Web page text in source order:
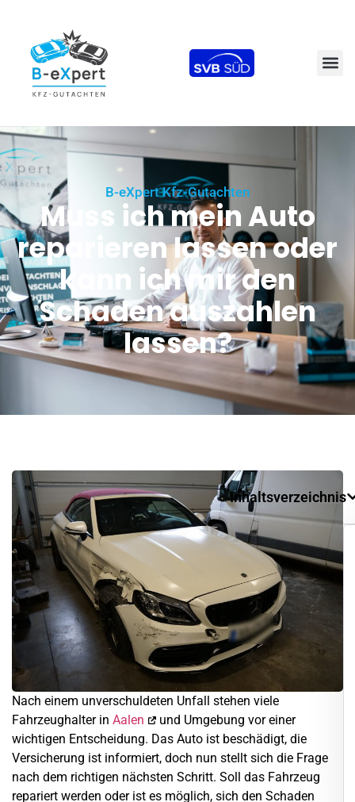
B-eXpert Kfz-Gutachten
Muss ich mein Auto
reparieren lassen oder
kann ich mir den
Schaden auszahlen
lassen?
Nach einem unverschuldeten Unfall stehen viele
Fahrzeughalter in Aalen
und Umgebung vor einer
wichtigen Entscheidung. Das Auto ist beschädigt, die
Versicherung ist informiert, doch nun stellt sich die Frage
nach dem richtigen nächsten Schritt. Soll das Fahrzeug
repariert werden oder ist es möglich, sich den Schaden
Inhaltsverzeichnis